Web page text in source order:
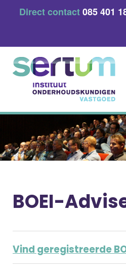
Direct contact085 401
BOEI-
Vind geregistreerde